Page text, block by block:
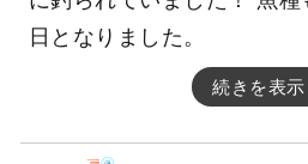
日となりました。
続きを表示